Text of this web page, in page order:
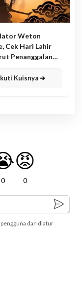
Weton
Cek Hari Lahir
Penanggalan
Kuisnya ➔
0
😡
0
dan diatur